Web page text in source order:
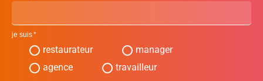
je suis
restaurateur
manager
agence
travailleur